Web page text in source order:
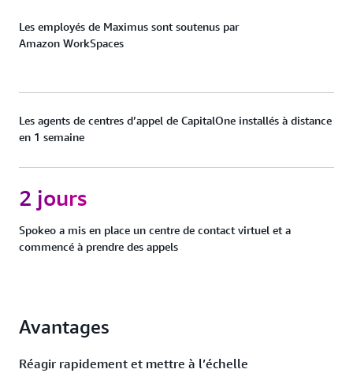
Les employés de Maximus sont soutenus par
Amazon WorkSpaces
Les agents de centres d’appel de CapitalOne installés à distance
en 1 semaine
2 jours
Spokeo a mis en place un centre de contact virtuel et a
commencé à prendre des appels
Avantages
Réagir rapidement et mettre à l’échelle